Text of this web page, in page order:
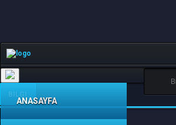
Toggle
navigation
ANASAYFA
BILGI: